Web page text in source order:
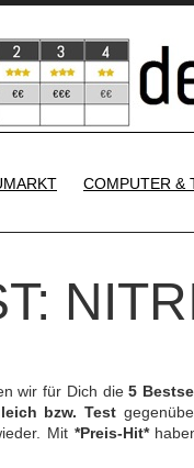
COMPUTER &
wir für Dich die5
bzw. Test
Mit *Preis-Hit*